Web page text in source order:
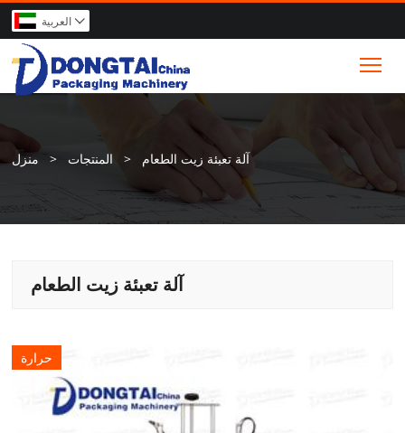
العربية 
منزل > المنتجات > آلة تعبئة زيت الطعام
آلة تعبئة زيت الطعام
حرارة